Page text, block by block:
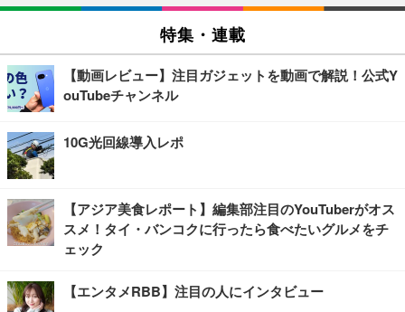
特集・連載
【動画レビュー】注目ガジェットを動画で解説！公式Y
ouTubeチャンネル
10G光回線導入レポ
【アジア美食レポート】編集部注目のYouTuberがオス
スメ！タイ・バンコクに行ったら食べたいグルメをチ
ェック
【エンタメRBB】注目の人にインタビュー